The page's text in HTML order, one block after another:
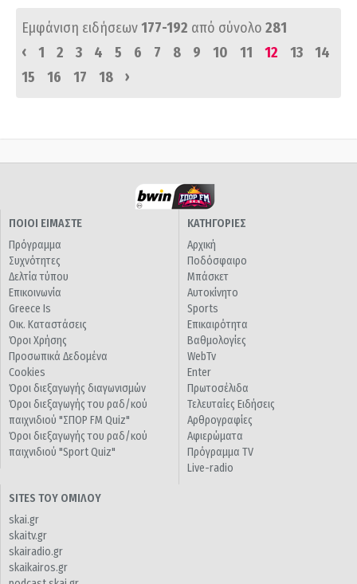
Εμφάνιση ειδήσεων177-192 από σύνολο 281
‹
1 2 3 4 5 6 7 8 9 10 11 12 13
14
15
16 17 18 ›
ΠΟΙΟΙ ΕΙΜΑΣΤΕ
Πρόγραμμα
Συχνότητες
Δελτία τύπου
Επικοινωνία
Greece Is
Οικ. Καταστάσεις
Όροι Χρήσης
Προσωπικά Δεδομένα
Cookies
Όροι διεξαγωγής διαγωνισμών
Όροι διεξαγωγής του ραδ/κού
παιχνιδιού "ΣΠΟΡ FM Quiz"
Όροι διεξαγωγής του ραδ/κού
παιχνιδιού "Sport Quiz"
ΚΑΤΗΓΟΡΙΕΣ
Αρχική
Ποδόσφαιρο
Μπάσκετ
Αυτοκίνητο
Sports
Επικαιρότητα
Βαθμολογίες
WebTv
Enter
Πρωτοσέλιδα
Τελευταίες Ειδήσεις
Αρθρογραφίες
Αφιερώματα
Πρόγραμμα TV
Live-radio
SITES ΤΟΥ ΟΜΙΛΟΥ
skai.gr
skaitv.gr
skairadio.gr
skaikairos.gr